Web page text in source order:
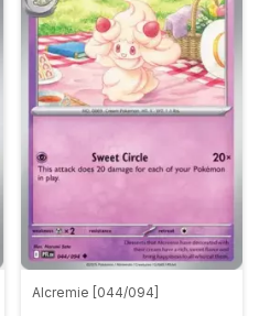
Alcremie [044/094]